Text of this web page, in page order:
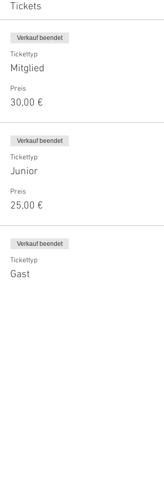
Tickets
Verkauf beendet
Tickettyp
Mitglied
Preis
30,00 €
Verkauf beendet
Tickettyp
Junior
Preis
25,00 €
Verkauf beendet
Tickettyp
Gast